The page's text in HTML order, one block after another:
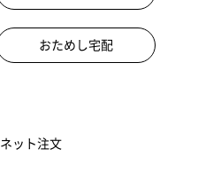
おためし宅配
ネット注文